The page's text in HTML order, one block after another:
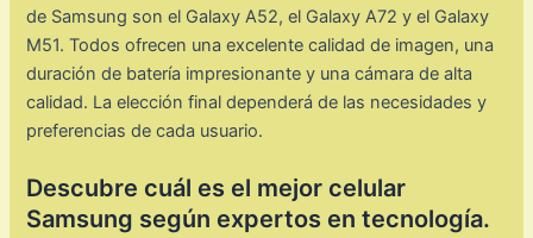
de Samsung son el Galaxy A52, el Galaxy A72 y el Galaxy
M51. Todos ofrecen una excelente calidad de imagen, una
duración de batería impresionante y una cámara de alta
calidad. La elección final dependerá de las necesidades y
preferencias de cada usuario.
Descubre cuál es el mejor celular
Samsung según expertos en tecnología.